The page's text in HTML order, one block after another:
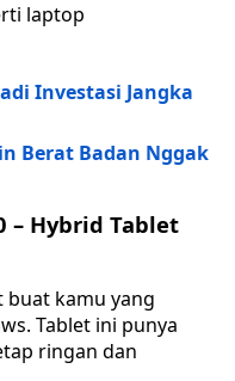
laptop
Investasi Jangka
Berat Badan Nggak
– Hybrid Tablet
buat kamu yang
Tablet ini punya
ringan dan